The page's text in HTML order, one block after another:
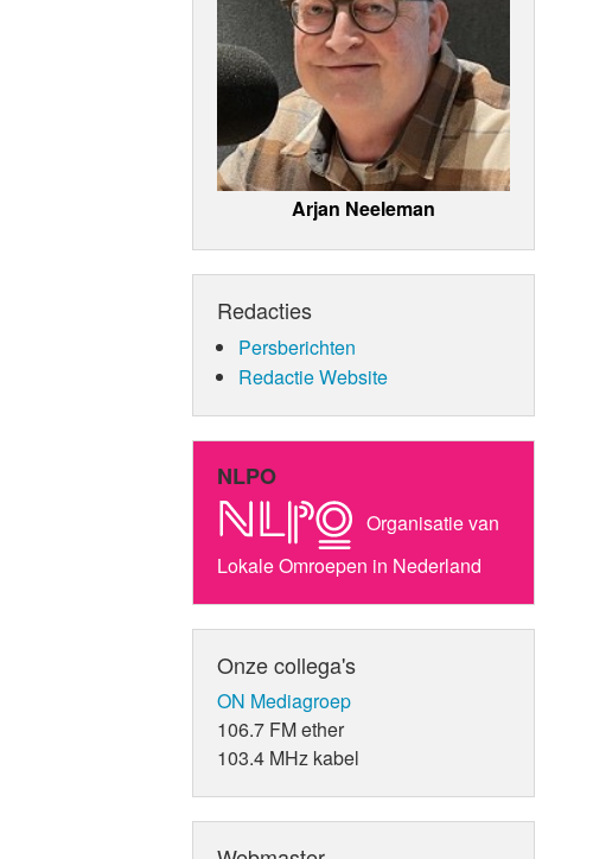
Arjan Neeleman
Redacties
Persberichten
Redactie Website
NLPO
Organisatie van
Lokale Omroepen in Nederland
Onze collega's
ON Mediagroep
106.7 FM ether
103.4 MHz kabel